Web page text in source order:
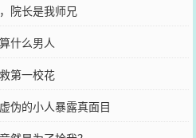
院长是我师兄
什么男人
第一校花
伪的小人暴露真面目